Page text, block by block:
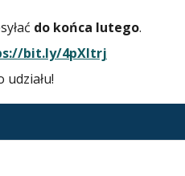
do końca lutego.
bit.ly/4pXItrj
udziału!